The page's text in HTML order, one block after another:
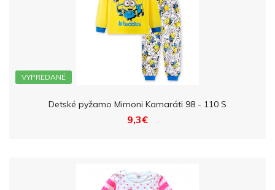
VYPREDANÉ
Detské pyžamo Mimoni Kamaráti 98 - 110 S
9,3€